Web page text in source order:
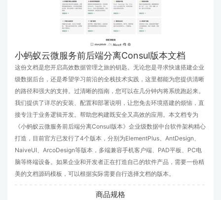
小蚂蚁云微服务前后端分离Consul版本文档
这份文档是您开启高效数据管理之旅的钥匙。无论您是寻求快速搭建企业
级数据后台，还是希望学习前沿的全栈技术实践，这里都能为您提供清晰
的路径和强大的支持。过清晰的指南，您可以在几分钟内将系统跑起来。
我们提供了详尽的安装、配置和部署说明，让您免去环境搭建的烦恼，直
接专注于业务逻辑开发。帮助您构建既安全又高效的应用。本文档专为
《小蚂蚁云微服务前后端分离Consul版本》企业级数据中台软件架构精心
打造，目前官方已发行了4个版本，分别为ElementPlus、AntDesign、
NaiveUI、ArcoDesign等版本，多端兼容手机客户端、PAD平板、PC电
脑等终端设备。如果企业和开发者正在打造自己的软件产品，需要一份精
美的文档源码模板，可以根据实际需要自行选择文档的版本。
商品规格